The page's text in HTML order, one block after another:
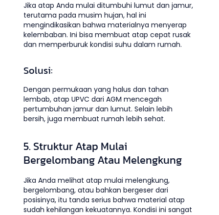
Jika atap Anda mulai ditumbuhi lumut dan jamur,
terutama pada musim hujan, hal ini
mengindikasikan bahwa materialnya menyerap
kelembaban. Ini bisa membuat atap cepat rusak
dan memperburuk kondisi suhu dalam rumah.
Solusi:
Dengan permukaan yang halus dan tahan
lembab, atap UPVC dari AGM mencegah
pertumbuhan jamur dan lumut. Selain lebih
bersih, juga membuat rumah lebih sehat.
5. Struktur Atap Mulai
Bergelombang Atau Melengkung
Jika Anda melihat atap mulai melengkung,
bergelombang, atau bahkan bergeser dari
posisinya, itu tanda serius bahwa material atap
sudah kehilangan kekuatannya. Kondisi ini sangat